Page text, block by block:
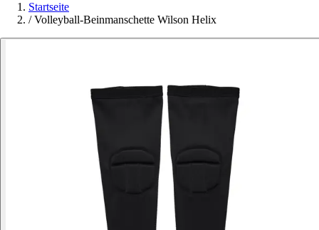
Startseite
/ Volleyball-Beinmanschette Wilson Helix